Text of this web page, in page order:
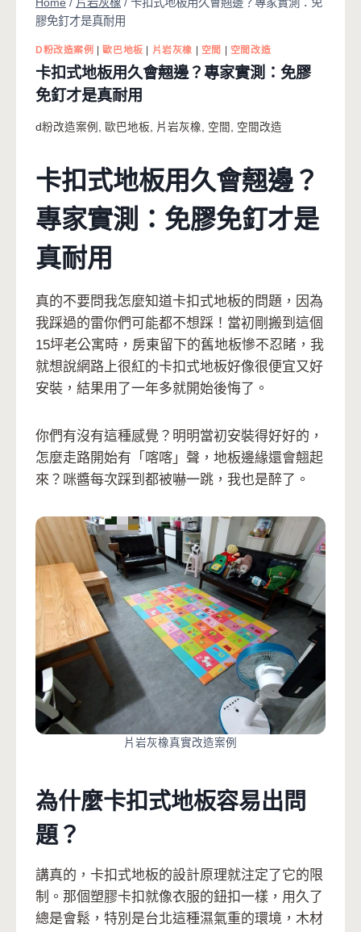
膠免釘才是真耐用
D粉改造案例 |歐巴地板 | 片岩灰橡 | 空間 | 空間改造
卡扣式地板用久會翹邊？專家實測：免膠
免釘才是真耐用
d粉改造案例 , 歐巴地板, 片岩灰橡, 空間 , 空間改造
卡扣式地板用久會翹邊？
專家實測：免膠免釘才是
真耐用
真的不要問我怎麼知道卡扣式地板的問題，因為
我踩過的雷你們可能都不想踩！當初剛搬到這個
15坪老公寓時，房東留下的舊地板慘不忍睹，我
就想說網路上很紅的卡扣式地板好像很便宜又好
安裝，結果用了一年多就開始後悔了。
你們有沒有這種感覺？明明當初安裝得好好的，
怎麼走路開始有「喀喀」聲，地板邊緣還會翹起
來？咪醬每次踩到都被嚇一跳，我也是醉了。
片岩灰橡真實改造案例
為什麼卡扣式地板容易出問
題？
講真的，卡扣式地板的設計原理就注定了它的限
制。那個塑膠卡扣就像衣服的鈕扣一樣，用久了
總是會鬆，特別是台北這種濕氣重的環境，木材